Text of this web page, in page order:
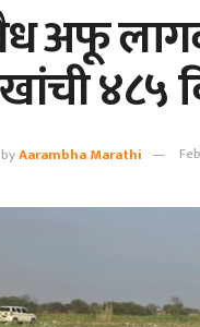
अफू
४८५
byAarambha Marathi